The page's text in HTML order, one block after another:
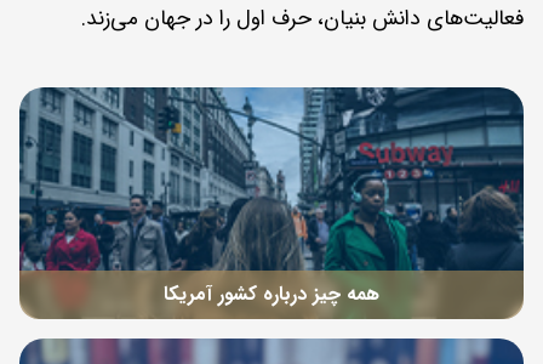
فعالیت‌های دانش بنیان، حرف اول را در جهان می‌زند.
همه چیز درباره کشور آمریکا